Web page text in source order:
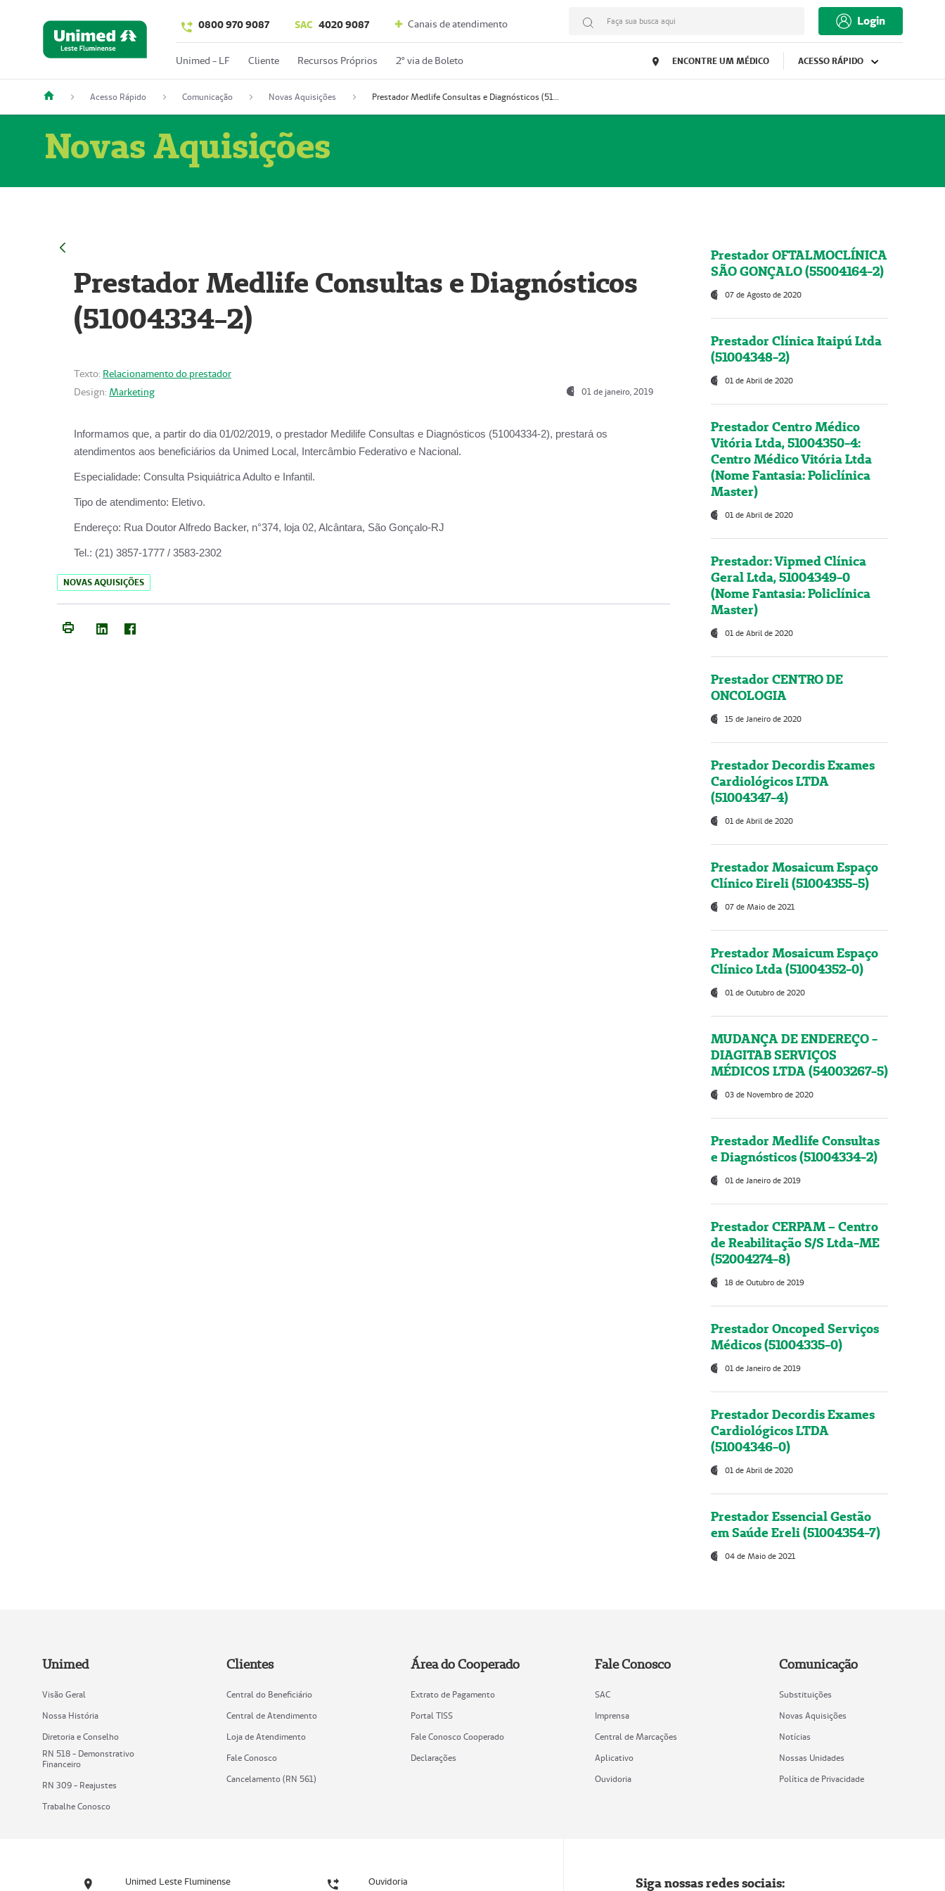
0800 970 9087 SAC 4020 9087 Canais de atendimento Faça sua busca aqui Login
Unimed - LF Cliente Recursos Próprios 2º via de Boleto ENCONTRE UM MÉDICO ACESSO RÁPIDO
Acesso Rápido Comunicação Novas Aquisições Prestador Medlife Consultas e Diagnósticos (51004334-2)
Novas Aquisições
Prestador Medlife Consultas e Diagnósticos
(51004334-2)
Texto: Relacionamento do prestador
Design: Marketing 01 de janeiro, 2019
Informamos que, a partir do dia 01/02/2019, o prestador Medilife Consultas e Diagnósticos (51004334-2), prestará os
atendimentos aos beneficiários da Unimed Local, Intercâmbio Federativo e Nacional.
Especialidade: Consulta Psiquiátrica Adulto e Infantil.
Tipo de atendimento: Eletivo.
Endereço: Rua Doutor Alfredo Backer, n°374, loja 02, Alcântara, São Gonçalo-RJ
Tel.: (21) 3857-1777 / 3583-2302
NOVAS AQUISIÇÕES
Prestador OFTALMOCLÍNICA
SÃO GONÇALO (55004164-2)
07 de Agosto de 2020
Prestador Clínica Itaipú Ltda
(51004348-2)
01 de Abril de 2020
Prestador Centro Médico
Vitória Ltda, 51004350-4:
Centro Médico Vitória Ltda
(Nome Fantasia: Policlínica
Master)
01 de Abril de 2020
Prestador: Vipmed Clínica
Geral Ltda, 51004349-0
(Nome Fantasia: Policlínica
Master)
01 de Abril de 2020
Prestador CENTRO DE
ONCOLOGIA
15 de Janeiro de 2020
Prestador Decordis Exames
Cardiológicos LTDA
(51004347-4)
01 de Abril de 2020
Prestador Mosaicum Espaço
Clínico Eireli (51004355-5)
07 de Maio de 2021
Prestador Mosaicum Espaço
Clínico Ltda (51004352-0)
01 de Outubro de 2020
MUDANÇA DE ENDEREÇO -
DIAGITAB SERVIÇOS
MÉDICOS LTDA (54003267-5)
03 de Novembro de 2020
Prestador Medlife Consultas
e Diagnósticos (51004334-2)
01 de Janeiro de 2019
Prestador CERPAM – Centro
de Reabilitação S/S Ltda-ME
(52004274-8)
18 de Outubro de 2019
Prestador Oncoped Serviços
Médicos (51004335-0)
01 de Janeiro de 2019
Prestador Decordis Exames
Cardiológicos LTDA
(51004346-0)
01 de Abril de 2020
Prestador Essencial Gestão
em Saúde Ereli (51004354-7)
04 de Maio de 2021
Unimed
Visão Geral
Nossa História
Diretoria e Conselho
RN 518 - Demonstrativo
Financeiro
RN 309 - Reajustes
Trabalhe Conosco
Clientes
Central do Beneficiário
Central de Atendimento
Loja de Atendimento
Fale Conosco
Cancelamento (RN 561)
Área do Cooperado
Extrato de Pagamento
Portal TISS
Fale Conosco Cooperado
Declarações
Fale Conosco
SAC
Imprensa
Central de Marcações
Aplicativo
Ouvidoria
Comunicação
Substituições
Novas Aquisições
Notícias
Nossas Unidades
Política de Privacidade
Unimed Leste Fluminense Ouvidoria Siga nossas redes sociais: